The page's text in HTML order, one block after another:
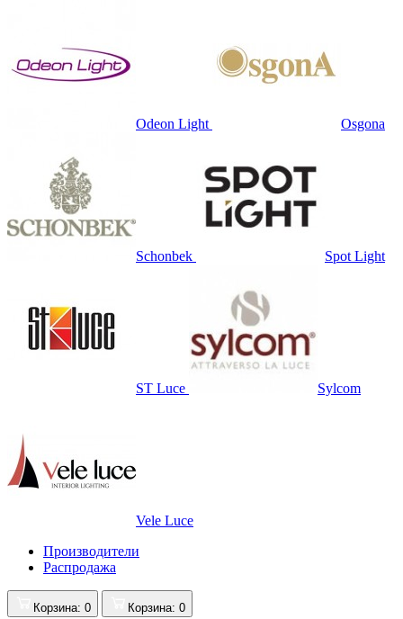
Odeon Light Osgona
Schonbek Spot Light
ST Luce Sylcom
Vele Luce
Производители
Распродажа
Корзина: 0 Корзина: 0